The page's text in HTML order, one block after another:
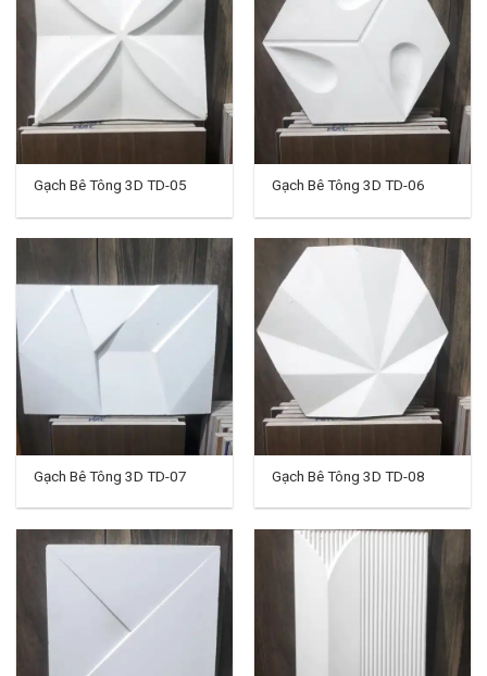
Gạch Bê Tông 3D TD-05 Gạch Bê Tông 3D TD-06
Gạch Bê Tông 3D TD-07 Gạch Bê Tông 3D TD-08